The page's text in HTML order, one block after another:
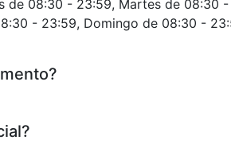
de 08:30 - 23:59, Martes de 08:30
- 23:59, Domingo de 08:30 -